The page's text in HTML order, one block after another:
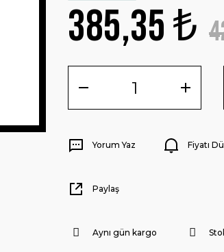
385,35 ₺
Yorum Yaz Fiyatı
Paylaş
Aynı gün kargo